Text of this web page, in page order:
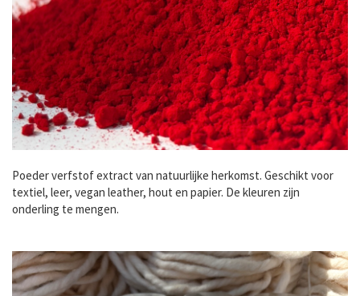
Poeder verfstof extract van natuurlijke herkomst. Geschikt voor
textiel, leer, vegan leather, hout en papier. De kleuren zijn
onderling te mengen.